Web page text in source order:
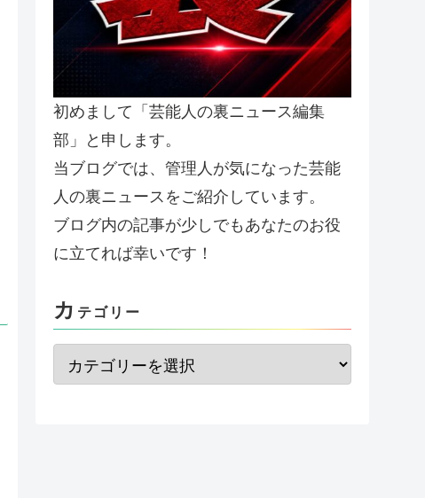
初めまして「芸能人の裏ニュース編集
部」と申します。
当ブログでは、管理人が気になった芸能
人の裏ニュースをご紹介しています。
ブログ内の記事が少しでもあなたのお役
に立てれば幸いです！
カ テゴリー